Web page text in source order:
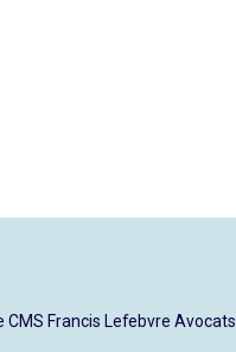
CMS Francis Lefebvre Avocats.